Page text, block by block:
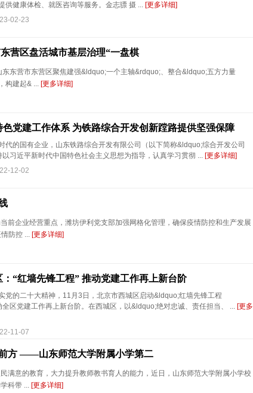
供健康体检、就医咨询等服务。金志骠 摄 ... [更多详细]
02-23
营区盘活城市基层治理“一盘棋
东营市东营区聚焦建强&ldquo;一个主轴&rdquo;、整合&ldquo;五方力量
构建起& ... [更多详细]
色党建工作体系 为铁路综合开发创新蹚路提供坚强保障
代的国有企业，山东铁路综合开发有限公司（以下简称&ldquo;综合开发公司
习近平新时代中国特色社会主义思想为指导，认真学习贯彻 ... [更多详细]
12-02
前企业经营重点，潍坊伊利党支部加强网格化管理，确保疫情防控和生产发展
防控 ... [更多详细]
：“红墙先锋工程” 推动党建工作再上新台阶
党的二十大精神，11月3日，北京市西城区启动&ldquo;红墙先锋工程
区党建工作再上新台阶。在西城区，以&ldquo;绝对忠诚、责任担当、 ... [更多
11-07
方 ——山东师范大学附属小学第二
满意的教育，大力提升教师教书育人的能力，近日，山东师范大学附属小学校
科带 ... [更多详细]